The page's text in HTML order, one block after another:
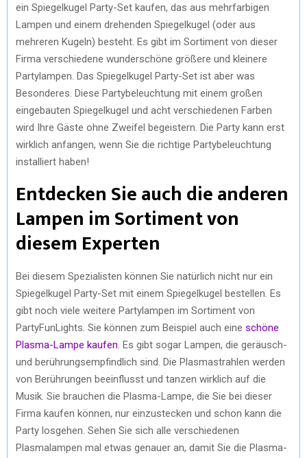
ein Spiegelkugel Party-Set kaufen, das aus mehrfarbigen
Lampen und einem drehenden Spiegelkugel (oder aus
mehreren Kugeln) besteht. Es gibt im Sortiment von dieser
Firma verschiedene wunderschöne größere und kleinere
Partylampen. Das Spiegelkugel Party-Set ist aber was
Besonderes. Diese Partybeleuchtung mit einem großen
eingebauten Spiegelkugel und acht verschiedenen Farben
wird Ihre Gäste ohne Zweifel begeistern. Die Party kann erst
wirklich anfangen, wenn Sie die richtige Partybeleuchtung
installiert haben!
Entdecken Sie auch die anderen
Lampen im Sortiment von
diesem Experten
Bei diesem Spezialisten können Sie natürlich nicht nur ein
Spiegelkugel Party-Set mit einem Spiegelkugel bestellen. Es
gibt noch viele weitere Partylampen im Sortiment von
PartyFunLights. Sie können zum Beispiel auch eine schöne
Plasma-Lampe kaufen . Es gibt sogar Lampen, die geräusch-
und berührungsempfindlich sind. Die Plasmastrahlen werden
von Berührungen beeinflusst und tanzen wirklich auf die
Musik. Sie brauchen die Plasma-Lampe, die Sie bei dieser
Firma kaufen können, nur einzustecken und schon kann die
Party losgehen. Sehen Sie sich alle verschiedenen
Plasmalampen mal etwas genauer an, damit Sie die Plasma-